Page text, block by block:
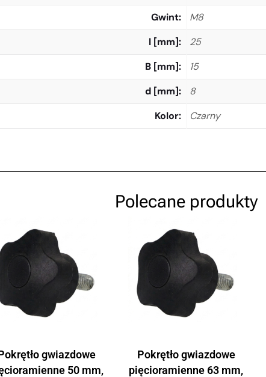
Gwint
M8
l [mm]
25
B [mm]
15
d [mm]
8
Kolor
Czarny
Polecane produkty
gwiazdowe
50 mm,
Pokrętło gwiazdowe
pięcioramienne 63 mm,